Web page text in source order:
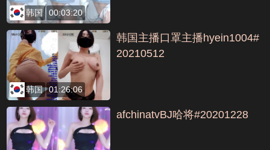
韩国 00:03:20
韩国 01:26:06
韩国主播口罩主播hyein1004#
20210512
afchinatvBJ哈将#20201228